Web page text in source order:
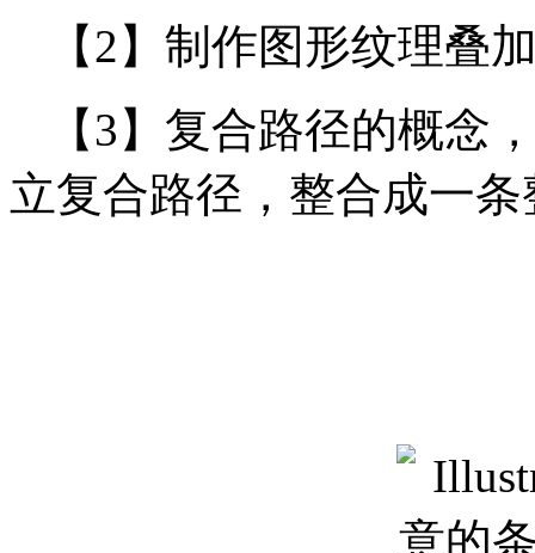
【2】制作图形纹理叠
【3】复合路径的概念
立复合路径，整合成一